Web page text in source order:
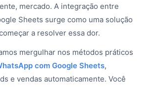
mercado. A integração entre
Sheets surge como uma solução
a resolver essa dor.
mergulhar nos métodos práticos
com Google Sheets,
e vendas automaticamente. Você